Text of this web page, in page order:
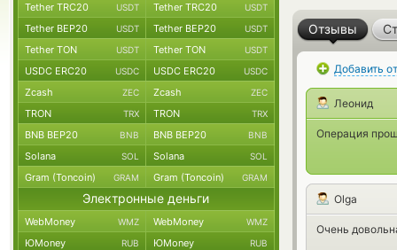
Отзывы
Добавить
Леонид
Операция
Olga
Очень
Tether TRC20 USDT Tether TRC20 USDT
Tether BEP20 USDT Tether BEP20 USDT
Tether TON USDT Tether TON USDT
USDC ERC20 USDC USDC ERC20 USDC
Zcash ZEC Zcash ZEC
TRON TRX TRON TRX
BNB BEP20 BNB BNB BEP20 BNB
Solana SOL Solana SOL
Gram (Toncoin) GRAM Gram (Toncoin) GRAM
Электронные деньги
WebMoney WMZ WebMoney WMZ
ЮMoney RUB ЮMoney RUB